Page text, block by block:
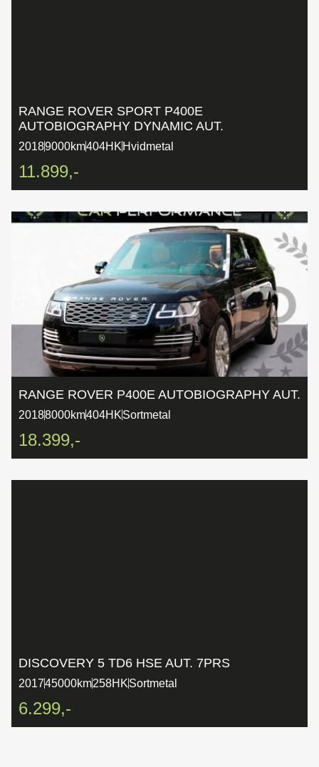
RANGE ROVER SPORT P400E
AUTOBIOGRAPHY DYNAMIC AUT.
20189000km404HK Hvidmetal
11.899,-
RANGE ROVER P400E AUTOBIOGRAPHY AUT.
20188000km404HKSortmetal
18.399,-
DISCOVERY 5 TD6 HSE AUT. 7PRS
201745000km258HKSortmetal
6.299,-